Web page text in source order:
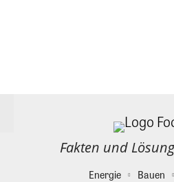
Fakten und
Energie Bauen